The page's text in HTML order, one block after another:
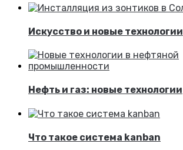
Искусство и новые технологии
Нефть и газ: новые технологии
Что такое система kanban